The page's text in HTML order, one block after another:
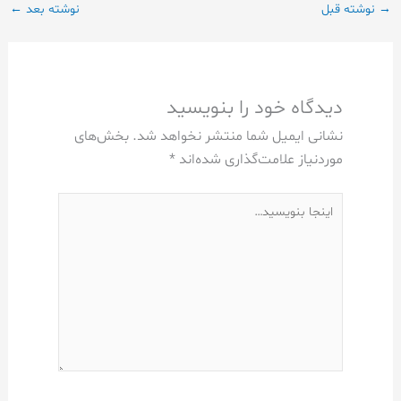
→ نوشته قبل نوشته بعد ←
دیدگاه‌ خود را بنویسید
نشانی ایمیل شما منتشر نخواهد شد. بخش‌های
موردنیاز علامت‌گذاری شده‌اند *
اینجا